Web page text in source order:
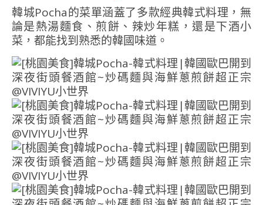
韓城Pocha的菜單涵蓋了多款經典韓式料理，無
論是熱湯麵食、煎餅、辣炒年糕，還是下酒小
菜，都能找到熟悉的韓國味道。